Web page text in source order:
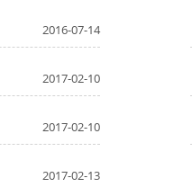
2016-07-14
2017-02-10
2017-02-10
2017-02-13